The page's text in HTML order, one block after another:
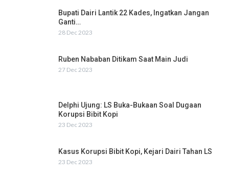
Bupati Dairi Lantik 22 Kades, Ingatkan Jangan
Ganti…
28 Dec 2023
Ruben Nababan Ditikam Saat Main Judi
27 Dec 2023
Delphi Ujung: LS Buka-Bukaan Soal Dugaan
Korupsi Bibit Kopi
23 Dec 2023
Kasus Korupsi Bibit Kopi, Kejari Dairi Tahan LS
23 Dec 2023